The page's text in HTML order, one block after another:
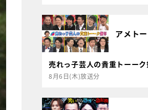
アメト
売れっ子芸人の貴重トーー
8月6日(木)放送分